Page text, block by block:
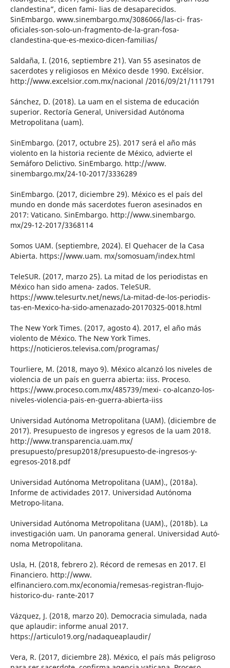
clandestina”, dicen fami- lias de desaparecidos.
SinEmbargo. www.sinembargo.mx/3086066/las-ci- fras-
oficiales-son-solo-un-fragmento-de-la-gran-fosa-
clandestina-que-es-mexico-dicen-familias/
Saldaña, I. (2016, septiembre 21). Van 55 asesinatos de
sacerdotes y religiosos en México desde 1990. Excélsior.
http://www.excelsior.com.mx/nacional /2016/09/21/111791
Sánchez, D. (2018). La uam en el sistema de educación
superior. Rectoría General, Universidad Autónoma
Metropolitana (uam).
SinEmbargo. (2017, octubre 25). 2017 será el año más
violento en la historia reciente de México, advierte el
Semáforo Delictivo. SinEmbargo. http://www.
sinembargo.mx/24-10-2017/3336289
SinEmbargo. (2017, diciembre 29). México es el país del
mundo en donde más sacerdotes fueron asesinados en
2017: Vaticano. SinEmbargo. http://www.sinembargo.
mx/29-12-2017/3368114
Somos UAM. (septiembre, 2024). El Quehacer de la Casa
Abierta. https://www.uam. mx/somosuam/index.html
TeleSUR. (2017, marzo 25). La mitad de los periodistas en
México han sido amena- zados. TeleSUR.
https://www.telesurtv.net/news/La-mitad-de-los-periodis-
tas-en-Mexico-ha-sido-amenazado-20170325-0018.html
The New York Times. (2017, agosto 4). 2017, el año más
violento de México. The New York Times.
https://noticieros.televisa.com/programas/
Tourliere, M. (2018, mayo 9). México alcanzó los niveles de
violencia de un país en guerra abierta: iiss. Proceso.
https://www.proceso.com.mx/485739/mexi- co-alcanzo-los-
niveles-violencia-pais-en-guerra-abierta-iiss
Universidad Autónoma Metropolitana (UAM). (diciembre de
2017). Presupuesto de ingresos y egresos de la uam 2018.
http://www.transparencia.uam.mx/
presupuesto/presup2018/presupuesto-de-ingresos-y-
egresos-2018.pdf
Universidad Autónoma Metropolitana (UAM)., (2018a).
Informe de actividades 2017. Universidad Autónoma
Metropo-litana.
Universidad Autónoma Metropolitana (UAM)., (2018b). La
investigación uam. Un panorama general. Universidad Autó-
noma Metropolitana.
Usla, H. (2018, febrero 2). Récord de remesas en 2017. El
Financiero. http://www.
elfinanciero.com.mx/economia/remesas-registran-flujo-
historico-du- rante-2017
Vázquez, J. (2018, marzo 20). Democracia simulada, nada
que aplaudir: informe anual 2017.
https://articulo19.org/nadaqueaplaudir/
Vera, R. (2017, diciembre 28). México, el país más peligroso